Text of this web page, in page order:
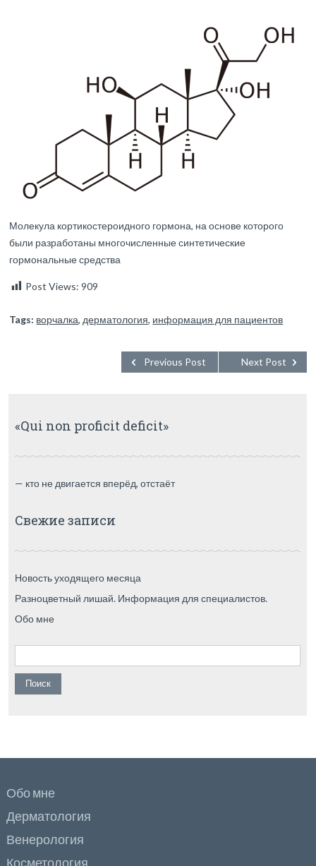
Молекула кортикостероидного гормона, на основе которого
были разработаны многочисленные синтетические
гормональные средства
Post Views: 909
Tags: ворчалка, дерматология, информация для пациентов
Next Post
Previous Post
«Qui non proficit deficit»
— кто не двигается вперёд, отстаёт
Свежие записи
Новость уходящего месяца
Разноцветный лишай. Информация для специалистов.
Обо мне
Найти:
Обо мне
Дерматология
Венерология
Косметология